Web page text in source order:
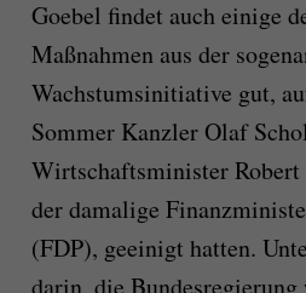
Goebel findet auch einige
Maßnahmen aus der
Wachstumsinitiative gut,
Sommer Kanzler Olaf
Wirtschaftsminister Robert
der damalige
(FDP), geeinigt hatten.
darin, die Bundesregierung